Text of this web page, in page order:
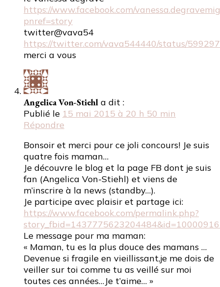
https://www.facebook.com/
pnref=story
twitter@vava54
https://twitter.com/vava544440/status/
merci a vous
Angelica Von-Stiehl a dit :
Publié le 15 mai 2015 à 20 h 50 min
Répondre
Bonsoir et merci pour ce joli concours! Je suis
quatre fois maman…
Je découvre le blog et la page FB dont je suis
fan (Angelica Von-Stiehl) et viens de
m’inscrire à la news (standby…).
Je participe avec plaisir et partage ici:
https://www.facebook.com/permalink.php?
Le message pour ma maman:
« Maman, tu es la plus douce des mamans …
Devenue si fragile en vieillissant,je me dois de
veiller sur toi comme tu as veillé sur moi
toutes ces années…Je t’aime… »